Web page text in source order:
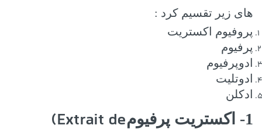
های زیر تقسیم کرد :
پروفیوم اکستریت
پرفیوم
ادوپرفیوم
ادوتلیت
ادکلن
1- اکستریت پرفیوم
(Extrait de